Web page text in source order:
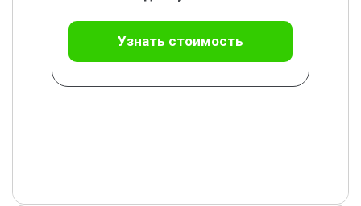
Узнать стоимость